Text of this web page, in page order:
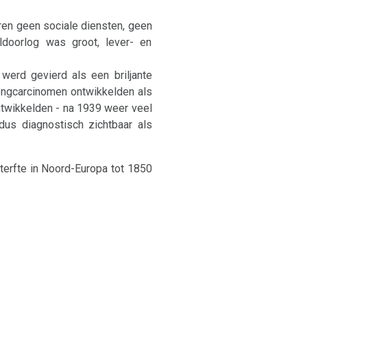
geen sociale diensten, geen
was groot, lever- en
gevierd als een briljante
ontwikkelden als
- na 1939 weer veel
diagnostisch zichtbaar als
in Noord-Europa tot 1850